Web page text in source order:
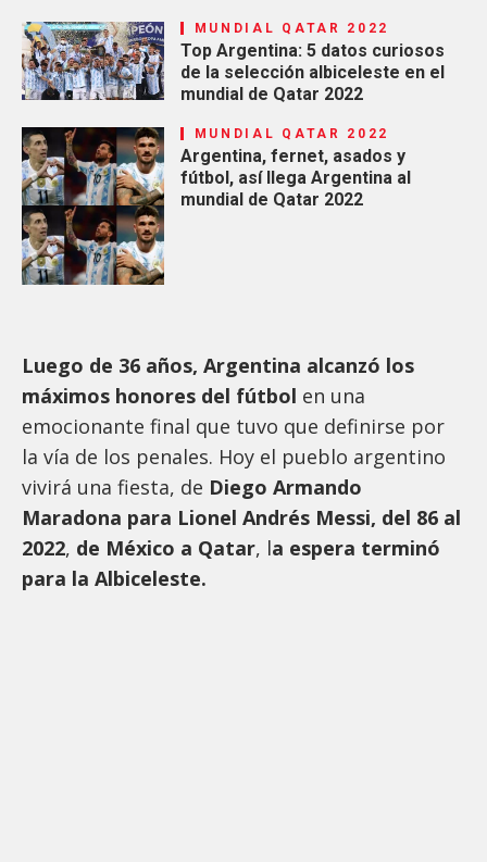
MUNDIAL QATAR 2022
Top Argentina: 5 datos curiosos
de la selección albiceleste en el
mundial de Qatar 2022
MUNDIAL QATAR 2022
Argentina, fernet, asados y
fútbol, así llega Argentina al
mundial de Qatar 2022
Luego de 36 años, Argentina alcanzó los
máximos honores del fútbol en una
emocionante final que tuvo que definirse por
la vía de los penales. Hoy el pueblo argentino
vivirá una fiesta, de Diego Armando
Maradona para Lionel Andrés Messi, del 86 al
2022, de México a Qatar, la espera terminó
para la Albiceleste.